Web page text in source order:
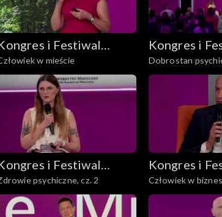
i Festiwal
w mieście
Kongres i
Re_Mind
Dobrostan
pracy
i Festiwal
psychiczne, cz. 2
Kongres i
Re_Mind
Człowiek w